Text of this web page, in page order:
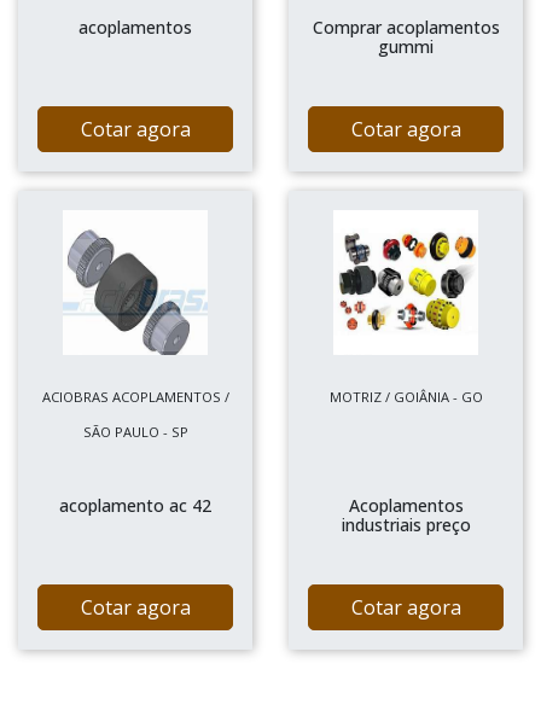
acoplamentos
Cotar agora
Comprar acoplamentos
gummi
Cotar agora
ACIOBRAS ACOPLAMENTOS /
SÃO PAULO - SP
acoplamento ac 42
Cotar agora
MOTRIZ / GOIÂNIA - GO
Acoplamentos
industriais preço
Cotar agora